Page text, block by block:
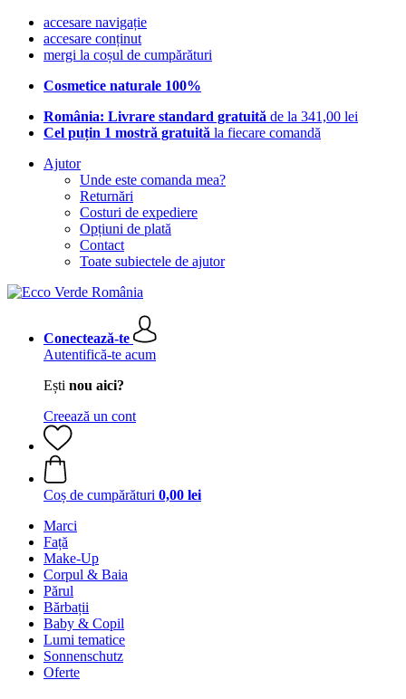
accesare navigație
accesare conținut
mergi la coșul de cumpărături
Cosmetice naturale 100%
România: Livrare standard gratuită de la 341,00 lei
Cel puțin 1 mostră gratuită la fiecare comandă
Ajutor
Unde este comanda mea?
Returnări
Costuri de expediere
Opțiuni de plată
Contact
Toate subiectele de ajutor
Conectează-te
Autentifică-te acum
Ești nou aici?
Creează un cont
Coș de cumpărături 0,00 lei
Marci
Față
Make-Up
Corpul & Baia
Părul
Bărbații
Baby & Copil
Lumi tematice
Sonnenschutz
Oferte